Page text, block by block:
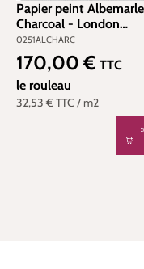
Papier peint Albemarle
Charcoal - London
Wallpapers IV de Little
Greene | Réf.
0251ALCHARC
0251ALCHARC
32,53 €TTC / m2
Prix régulier :
170,00 € TTC
le rouleau